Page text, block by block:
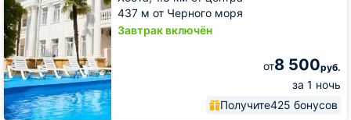
437 м от Черного моря
Завтрак включён
от8 500руб.
за 1 ночь
Получите425 бонусов